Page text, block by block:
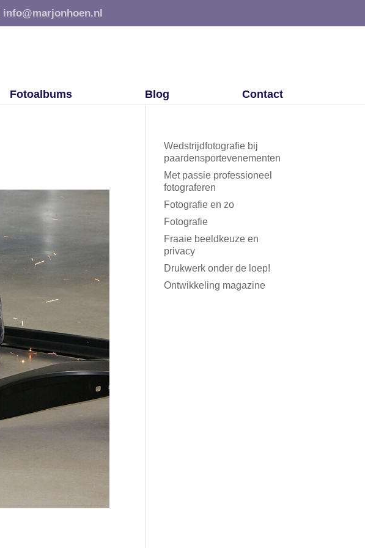
info@marjonhoen.nl
Fotoalbums Blog Contact
Wedstrijdfotografie bij
paardensportevenementen
Met passie professioneel
fotograferen
Fotografie en zo
Fotografie
Fraaie beeldkeuze en
privacy
Drukwerk onder de loep!
Ontwikkeling magazine